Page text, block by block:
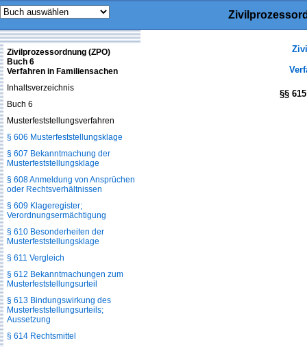
§§
Zivilprozessordnung (ZPO)
Buch 6
Verfahren in Familiensachen
Inhaltsverzeichnis
Buch 6
Musterfeststellungsverfahren
§ 606 Musterfeststellungsklage
§ 607 Bekanntmachung der
Musterfeststellungsklage
§ 608 Anmeldung von Ansprüchen
oder Rechtsverhältnissen
§ 609 Klageregister;
Verordnungsermächtigung
§ 610 Besonderheiten der
Musterfeststellungsklage
§ 611 Vergleich
§ 612 Bekanntmachungen zum
Musterfeststellungsurteil
§ 613 Bindungswirkung des
Musterfeststellungsurteils;
Aussetzung
§ 614 Rechtsmittel